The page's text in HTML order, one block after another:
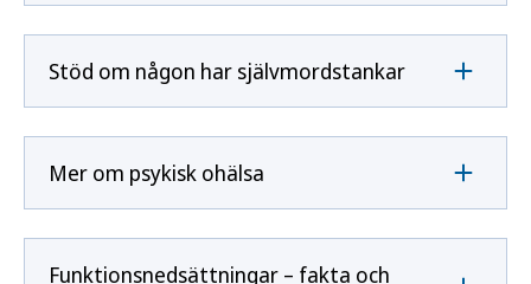
Stöd om någon har självmordstankar
Mer om psykisk ohälsa
Funktionsnedsättningar – fakta och